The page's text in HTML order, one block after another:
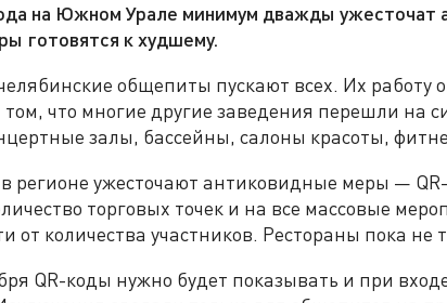
на Южном Урале минимум дважды ужесточат
готовятся к худшему.
общепиты пускают всех. Их работу
что многие другие заведения перешли на
залы, бассейны, салоны красоты,
регионе ужесточают антиковидные меры —
торговых точек и на все массовые
от количества участников. Рестораны пока не
QR-коды нужно будет показывать и при